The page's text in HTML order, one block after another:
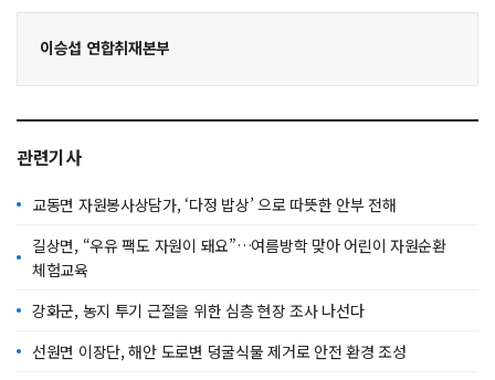
이승섭 연합취재본부
관련기사
교동면 자원봉사상담가, ‘다정 밥상’ 으로 따뜻한 안부 전해
길상면, “우유 팩도 자원이 돼요”…여름방학 맞아 어린이 자원순환
체험교육
강화군, 농지 투기 근절을 위한 심층 현장 조사 나선다
선원면 이장단, 해안 도로변 덩굴식물 제거로 안전 환경 조성